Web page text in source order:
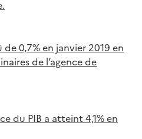
0,7% en janvier 2019 en
de l’agence de
du PIB a atteint 4,1% en